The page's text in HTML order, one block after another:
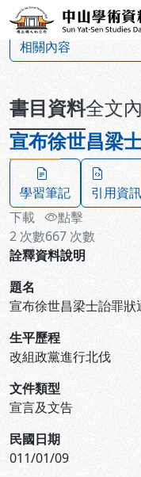
跳到主要內容
中山學術
相關內容
書目資料全文
宣布徐世昌梁
學習筆記 引用資訊
下載
2 次數
點擊
667 次數
詮釋資料說明
題名
宣布徐世昌梁士詒罪狀
生平歷程
改組政黨進行北伐
文件類型
宣言及文告
民國日期
011/01/09